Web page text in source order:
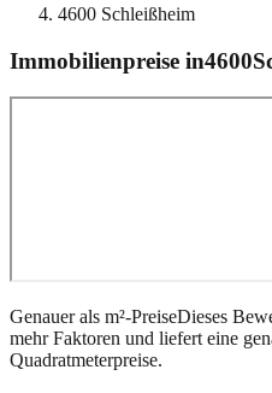
4600 Schleißheim
Immobilienpreise in4600
Genauer als m²-PreiseDieses
mehr Faktoren und liefert eine
Quadratmeterpreise.